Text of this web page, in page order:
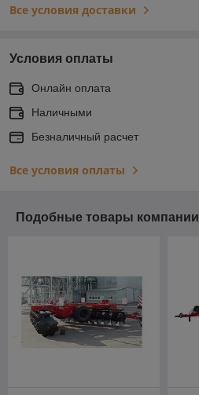
Все условия доставки
Условия оплаты
Онлайн оплата
Наличными
Безналичный расчет
Все условия оплаты
Подобные товары компании